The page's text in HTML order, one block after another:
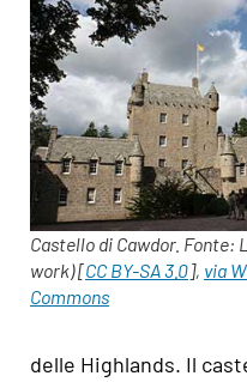
Castello di Cawdor. Fonte:
work) [CC BY-SA 3.0], via
Commons
delle Highlands. Il